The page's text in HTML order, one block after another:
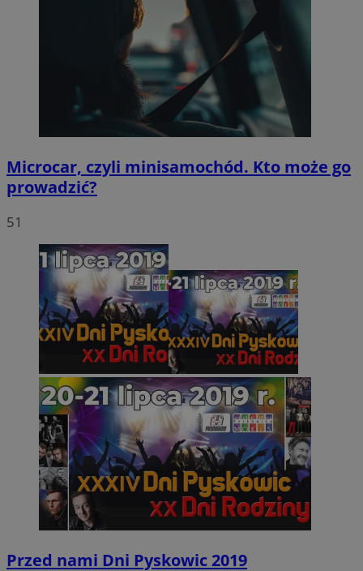
Microcar, czyli minisamochód. Kto może go
prowadzić?
51
Przed nami Dni Pyskowic 2019